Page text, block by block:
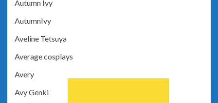
Autumn Ivy
AutumnIvy
Aveline Tetsuya
Average cosplays
Avery
Avy Genki